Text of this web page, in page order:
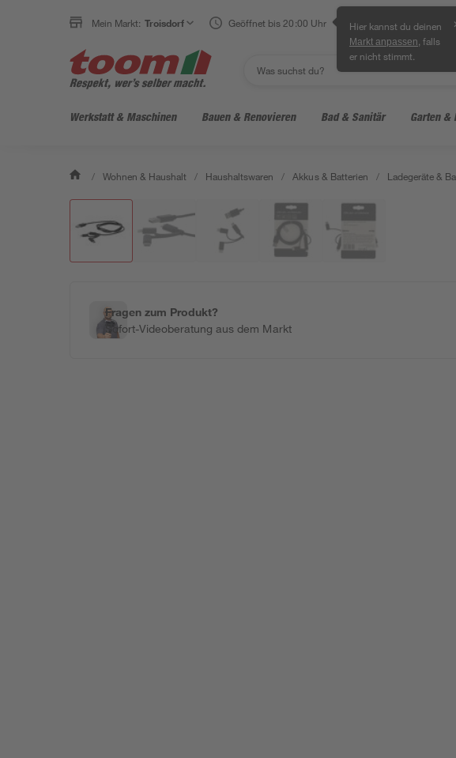
Mein Markt: Troisdorf Geöffnet bis 20:00 Uhr Hier kannst du deinen
Markt anpassen , falls
er nicht stimmt.
Werkstatt & Maschinen Bauen & Renovieren Bad & Sanitär Garten &
/ Wohnen & Haushalt / Haushaltswaren / Akkus & Batterien / Ladegeräte &
Fragen zum Produkt?
Sofort-Videoberatung aus dem Markt